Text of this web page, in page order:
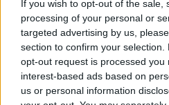
If you wish to opt-out of the
processing of your personal or
targeted advertising by us,
section to confirm your
opt-out request is processed you
interest-based ads based on
us or personal information